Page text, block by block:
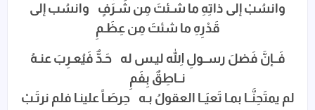
وانسُبْ إلى ذاتِهِ ما شـئتَ مِن شَـرَفٍ وانسُب إلى
قَدْرِهِ ما شئتَ مِن عِظَـمِ
فَــإنَّ فَضلَ رســولِ اللهِ ليـس له حَـدٌّ فَيُعـرِبَ عنـهُ
نــاطِقٌ بِفَمِ
لم يمتَحِنَّــا بمـا تَعيَــا العقولُ بـه حِرصَـاً علينـا فلم نرتَـبْ